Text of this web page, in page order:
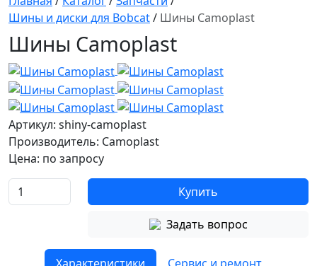
Шины и диски для Bobcat/ Шины Camoplast
Шины Camoplast
Артикул: shiny-camoplast
Производитель: Camoplast
Цена: по запросу
Купить
Задать вопрос